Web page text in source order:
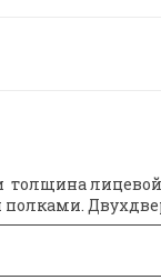
толщина
полками.